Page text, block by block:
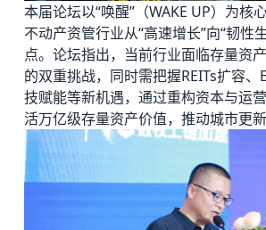
本届论坛以“唤醒”（WAKE UP）为核
不动产资管行业从“高速增长”向“韧性
点。论坛指出，当前行业面临存量资
的双重挑战，同时需把握REITs扩容、
技赋能等新机遇，通过重构资本与运
活万亿级存量资产价值，推动城市更